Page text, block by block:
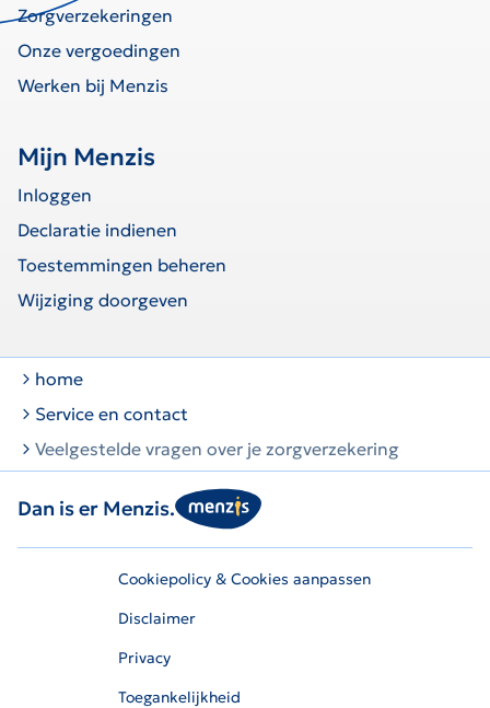
Zorgverzekeringen
Onze vergoedingen
Werken bij Menzis
Mijn Menzis
Inloggen
Declaratie indienen
Toestemmingen beheren
Wijziging doorgeven
home
Service en contact
Veelgestelde vragen over je zorgverzekering
Dan is er Menzis.
Cookiepolicy & Cookies aanpassen
Disclaimer
Privacy
Toegankelijkheid